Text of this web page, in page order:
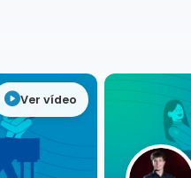
Ver vídeo